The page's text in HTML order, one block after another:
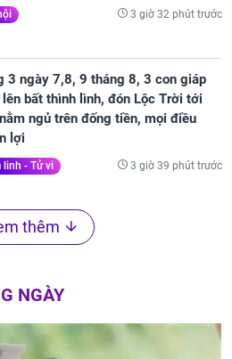
3 giờ 32 phút trước
3 ngày 7,8, 9 tháng 8, 3 con giáp
bất thình lình, đón Lộc Trời tới
ngủ trên đống tiền, mọi điều
lợi
linh - Tử vi 3 giờ 39 phút trước
thêm